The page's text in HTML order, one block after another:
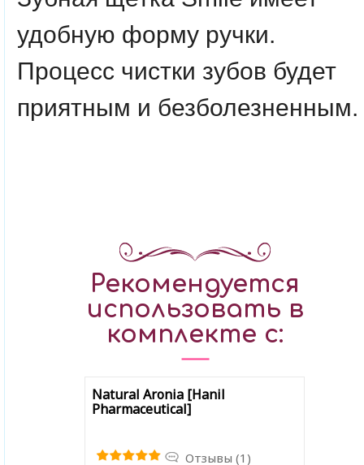
удобную форму ручки.
Процесс чистки зубов будет
приятным и безболезненным.
Рекомендуется
использовать в
комплекте с:
Natural Aronia [Hanil
Pharmaceutical]
Отзывы (1)